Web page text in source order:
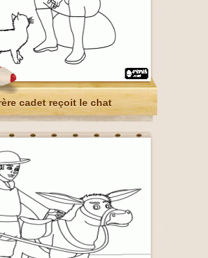
cadet reçoit le chat